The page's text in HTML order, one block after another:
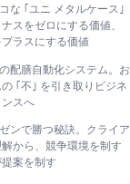
な ｢ユニ メタルケース｣
スをゼロにする価値、
ラスにする価値
配膳自動化システム。お
｢不｣ を引き取りビジネ
スへ
ンで勝つ秘訣。クライア
から、競争環境を制す
案を制す